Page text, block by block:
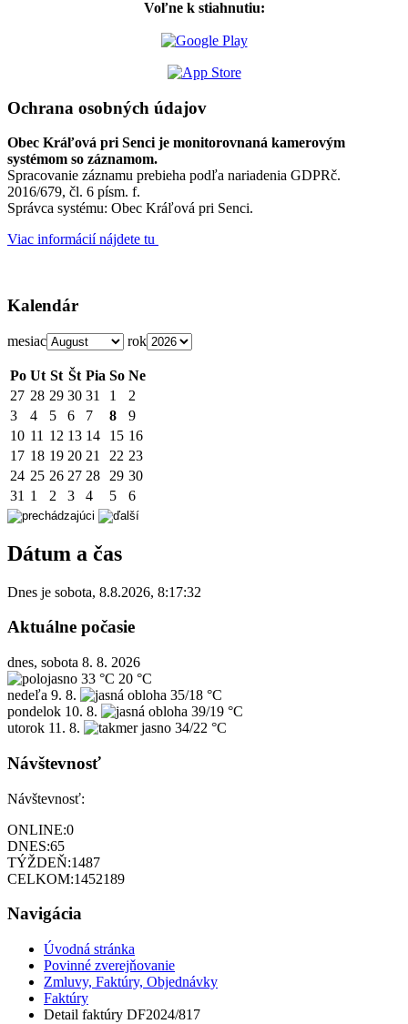
Voľne k stiahnutiu:
Ochrana osobných údajov
Obec Kráľová pri Senci je monitorovnaná kamerovým
systémom so záznamom.
Spracovanie záznamu prebieha podľa nariadenia GDPRč.
2016/679, čl. 6 písm. f.
Správca systému: Obec Kráľová pri Senci.
Viac informácií nájdete tu
Kalendár
mesiac rok
Po Ut St Št Pia So Ne
27 28 29 30 31 1
2
3
4 5 6 7 8
9
10 11 12 13 14 15 16
17 18 19 20 21 22 23
24 25 26 27 28 29 30
31 1 2 3 4 5 6
Dátum a čas
Dnes je sobota, 8.8.2026, 8:17:32
Aktuálne počasie
dnes, sobota 8. 8. 2026
33 °C 20 °C
nedeľa 9. 8.
35/18 °C
pondelok 10. 8.
39/19 °C
utorok 11. 8. 34/22 °C
Návštevnosť
Návštevnosť:
ONLINE:0
DNES:65
TÝŽDEŇ:1487
CELKOM:1452189
Navigácia
Úvodná stránka
Povinné zverejňovanie
Zmluvy, Faktúry, Objednávky
Faktúry
Detail faktúry DF2024/817